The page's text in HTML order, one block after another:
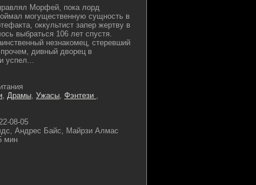
Морфей, пока лорд
могущественную сущность в
оккультист запер жертву в
выбраться 106 лет спустя.
незнакомец, стеревший
дивный дворец в
успел...
, Драмы, Ужасы, Фэнтези ,
08-05
Андрес Байс, Майрзи Алмас
мин